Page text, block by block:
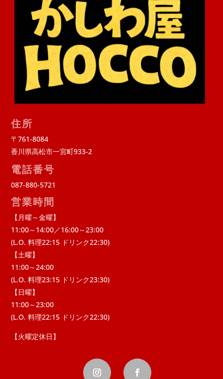
住所
〒761-8084
香川県高松市一宮町933-2
電話番号
087-880-5721
営業時間
【月曜～金曜】
11:00～14:00／16:00～23:00
(L.O. 料理22:15 ドリンク22:30)
【土曜】
11:00～24:00
(L.O. 料理23:15 ドリンク23:30)
【日曜】
11:00～23:00
(L.O. 料理22:15 ドリンク22:30)
【火曜定休日】